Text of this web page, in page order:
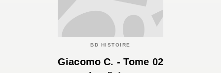
BD HISTOIRE
Giacomo C. - Tome 02